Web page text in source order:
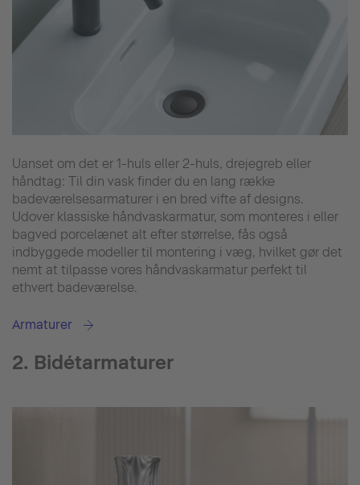
Uanset om det er 1-huls eller 2-huls, drejegreb eller
håndtag: Til din vask finder du en lang række
badeværelsesarmaturer i en bred vifte af designs.
Udover klassiske håndvaskarmatur, som monteres i eller
bagved porcelænet alt efter størrelse, fås også
indbyggede modeller til montering i væg, hvilket gør det
nemt at tilpasse vores håndvaskarmatur perfekt til
ethvert badeværelse.
Armaturer
2. Bidétarmaturer